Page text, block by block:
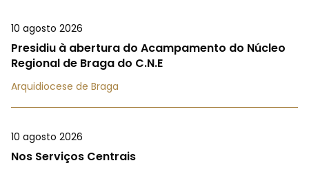
10 agosto 2026
Presidiu à abertura do Acampamento do Núcleo
Regional de Braga do C.N.E
Arquidiocese de Braga
10 agosto 2026
Nos Serviços Centrais